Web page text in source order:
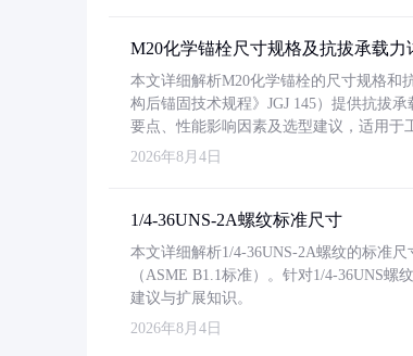
M20化学锚栓尺寸规格及抗拔承载力
本文详细解析M20化学锚栓的尺寸规格和
构后锚固技术规程》JGJ 145）提供抗拔
要点、性能影响因素及选型建议，适用于
2026年8月4日
1/4-36UNS-2A螺纹标准尺寸
本文详细解析1/4-36UNS-2A螺纹的标准
（ASME B1.1标准）。针对1/4-36UNS
建议与扩展知识。
2026年8月4日